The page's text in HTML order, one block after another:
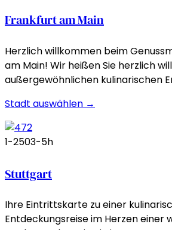
Frankfurt am Main
Herzlich willkommen beim
am Main! Wir heißen Sie herzlich
außergewöhnlichen kulinarischen
Stadt auswählen →
1-2503-5h
Stuttgart
Ihre Eintrittskarte zu einer
Entdeckungsreise im Herzen einer